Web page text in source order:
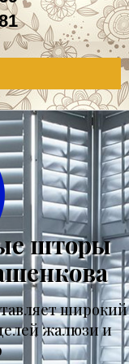
шторы
широкий
жалюзи и